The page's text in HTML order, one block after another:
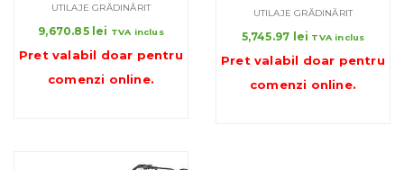
UTILAJE GRĂDINĂRIT
9,670.85 lei TVA inclus
Pret valabil doar pentru
comenzi online.
UTILAJE GRĂDINĂRIT
5,745.97 lei TVA inclus
Pret valabil doar pentru
comenzi online.